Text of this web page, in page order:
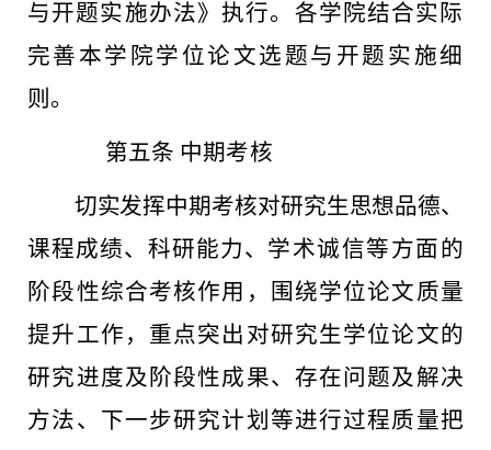
与开题实施办法》执行。各学院结合实际
完善本学院学位论文选题与开题实施细
则。
第五条 中期考核
切实发挥中期考核对研究生思想品德、
课程成绩、科研能力、 学术诚信等方面的
阶段性综合考核作用，围绕学位论文质量
提升工作，重点突出对研究生学位论文的
研究进度及阶段性成果、存在问题及解决
方法、下一步研究计划等进行过程质量把